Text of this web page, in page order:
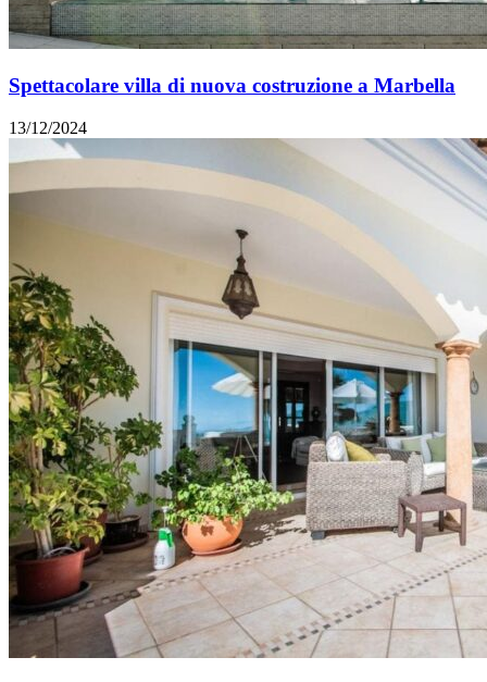
Spettacolare villa di nuova costruzione a Marbella
13/12/2024